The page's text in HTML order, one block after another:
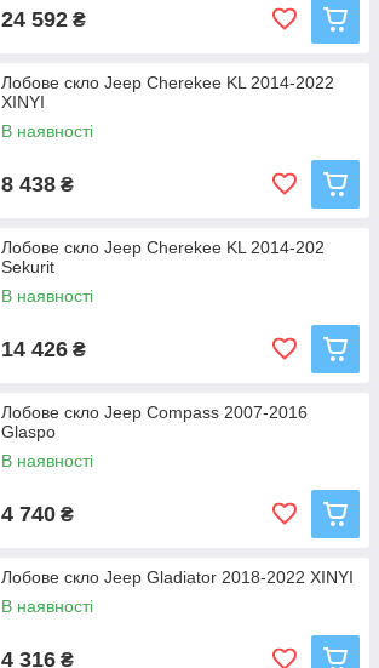
24 592 ₴
Лобове скло Jeep Cherekee KL 2014-2022
XINYI
В наявності
8 438 ₴
Лобове скло Jeep Cherekee KL 2014-202
Sekurit
В наявності
14 426 ₴
Лобове скло Jeep Compass 2007-2016
Glaspo
В наявності
4 740 ₴
Лобове скло Jeep Gladiator 2018-2022 XINYI
В наявності
4 316 ₴